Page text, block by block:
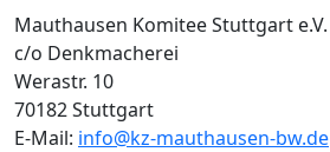
Mauthausen Komitee Stuttgart e.V.
c/o Denkmacherei
Werastr. 10
70182 Stuttgart
E-Mail: info@kz-mauthausen-bw.de